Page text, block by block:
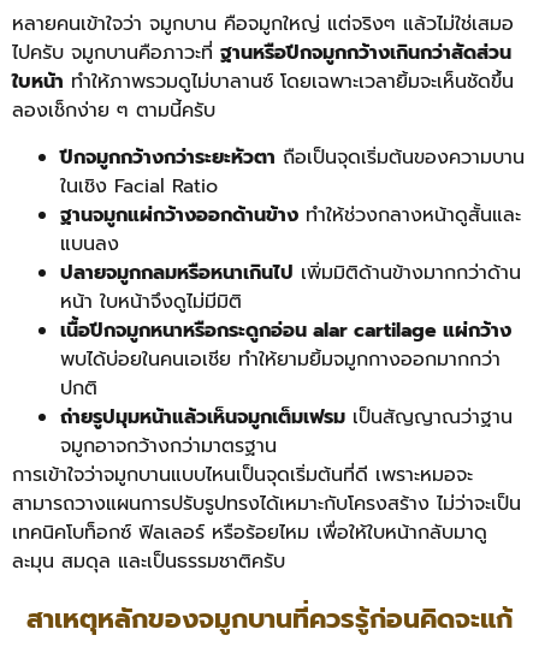
หลายคนเข้าใจว่า จมูกบาน คือจมูกใหญ่ แต่จริงๆ แล้วไม่ใช่เสมอ
ไปครับ จมูกบานคือภาวะที่ ฐานหรือปีกจมูกกว้างเกินกว่าสัดส่วน
ใบหน้า ทำให้ภาพรวมดูไม่บาลานซ์ โดยเฉพาะเวลายิ้มจะเห็นชัดขึ้น
ลองเช็กง่าย ๆ ตามนี้ครับ
ปีกจมูกกว้างกว่าระยะหัวตา ถือเป็นจุดเริ่มต้นของความบาน
ในเชิง Facial Ratio
ฐานจมูกแผ่กว้างออกด้านข้าง ทำให้ช่วงกลางหน้าดูสั้นและ
แบนลง
ปลายจมูกกลมหรือหนาเกินไป เพิ่มมิติด้านข้างมากกว่าด้าน
หน้า ใบหน้าจึงดูไม่มีมิติ
เนื้อปีกจมูกหนาหรือกระดูกอ่อน alar cartilage แผ่กว้าง
พบได้บ่อยในคนเอเชีย ทำให้ยามยิ้มจมูกกางออกมากกว่า
ปกติ
ถ่ายรูปมุมหน้าแล้วเห็นจมูกเต็มเฟรม เป็นสัญญาณว่าฐาน
จมูกอาจกว้างกว่ามาตรฐาน
การเข้าใจว่าจมูกบานแบบไหนเป็นจุดเริ่มต้นที่ดี เพราะหมอจะ
สามารถวางแผนการปรับรูปทรงได้เหมาะกับโครงสร้าง ไม่ว่าจะเป็น
เทคนิคโบท็อกซ์ ฟิลเลอร์ หรือร้อยไหม เพื่อให้ใบหน้ากลับมาดู
ละมุน สมดุล และเป็นธรรมชาติครับ
สาเหตุหลักของจมูกบานที่ควรรู้ก่อนคิดจะแก้